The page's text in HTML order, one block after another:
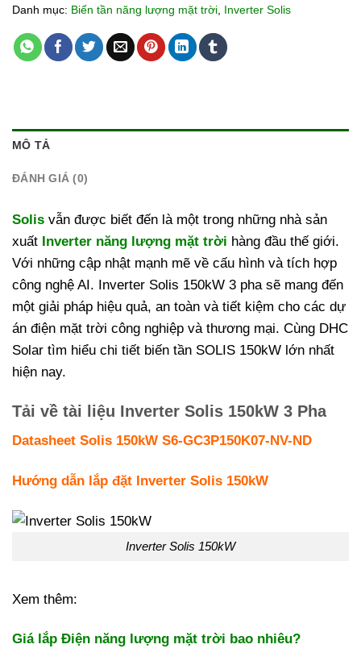
Danh mục: Biến tần năng lượng mặt trời Inverter Solis
MÔ TẢ
ĐÁNH GIÁ (0)
Solis vẫn được biết đến là một trong những nhà sản
xuất Inverter năng lượng mặt trời hàng đầu thế giới.
Với những cập nhật mạnh mẽ về cấu hình và tích hợp
công nghệ AI. Inverter Solis 150kW 3 pha sẽ mang đến
một giải pháp hiệu quả, an toàn và tiết kiệm cho các dự
án điện mặt trời công nghiệp và thương mại. Cùng DHC
Solar tìm hiểu chi tiết biến tần SOLIS 150kW lớn nhất
hiện nay.
Tải về tài liệu Inverter Solis 150kW 3 Pha
Datasheet Solis 150kW S6-GC3P150K07-NV-ND
Hướng dẫn lắp đặt Inverter Solis 150kW
Inverter Solis 150kW
Xem thêm:
Giá lắp Điện năng lượng mặt trời bao nhiêu?